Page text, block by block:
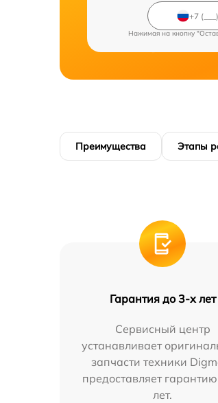
Нажимая на кнопку
Преимущества Этапы
Гарантия до 3-х лет
Сервисный центр
устанавливает
запчасти техники
предоставляет
лет.